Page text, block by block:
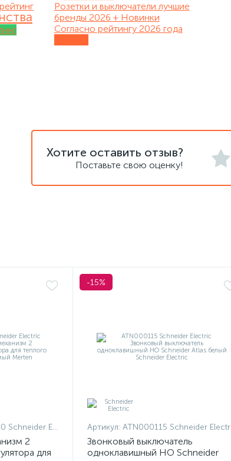
Розетки и выключатели лучшие
бренды 2026 + Новинки
Согласно рейтингу 2026 года
Хотите оставить отзыв?
Поставьте свою оценку!
Electric
2
для
-15%
Артикул: ATN000115 Schneider Electric
Звонковый выключатель
одноклавишный НО Schneider